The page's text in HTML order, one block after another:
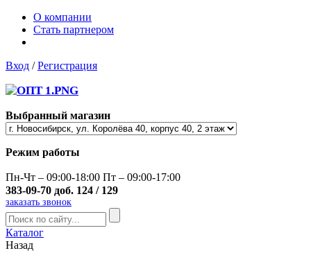
О компании
Стать партнером
Вход /Регистрация
Выбранный магазин
Режим работы
Пн-Чт – 09:00-18:00 Пт – 09:00-17:00
383-09-70 доб. 124 / 129
заказать звонок
Каталог
Назад